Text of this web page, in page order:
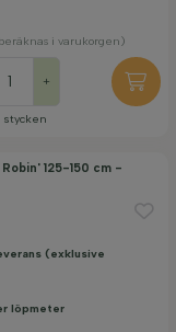
i varukorgen)
+
stycken
125-150 cm -
(exklusive
löpmeter